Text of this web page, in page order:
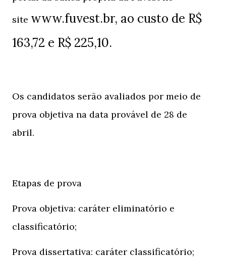
site www.fuvest.br, ao custo de R$
163,72 e R$ 225,10.
Os candidatos serão avaliados por meio de
prova objetiva na data provável de 28 de
abril.
Etapas de prova
Prova objetiva: caráter eliminatório e
classificatório;
Prova dissertativa: caráter classificatório;